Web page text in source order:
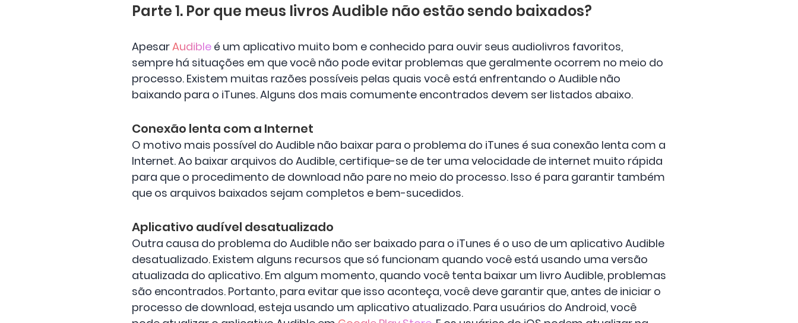
Parte 1. Por que meus livros Audible não estão sendo baixados?
ApesarAudible é um aplicativo muito bom e conhecido para ouvir seus audiolivros favoritos,
sempre há situações em que você não pode evitar problemas que geralmente ocorrem no meio do
processo. Existem muitas razões possíveis pelas quais você está enfrentando o Audible não
baixando para o iTunes. Alguns dos mais comumente encontrados devem ser listados abaixo.
Conexão lenta com a Internet
O motivo mais possível do Audible não baixar para o problema do iTunes é sua conexão lenta com a
Internet. Ao baixar arquivos do Audible, certifique-se de ter uma velocidade de internet muito rápida
para que o procedimento de download não pare no meio do processo. Isso é para garantir também
que os arquivos baixados sejam completos e bem-sucedidos.
Aplicativo audível desatualizado
Outra causa do problema do Audible não ser baixado para o iTunes é o uso de um aplicativo Audible
desatualizado. Existem alguns recursos que só funcionam quando você está usando uma versão
atualizada do aplicativo. Em algum momento, quando você tenta baixar um livro Audible, problemas
são encontrados. Portanto, para evitar que isso aconteça, você deve garantir que, antes de iniciar o
processo de download, esteja usando um aplicativo atualizado. Para usuários do Android, você